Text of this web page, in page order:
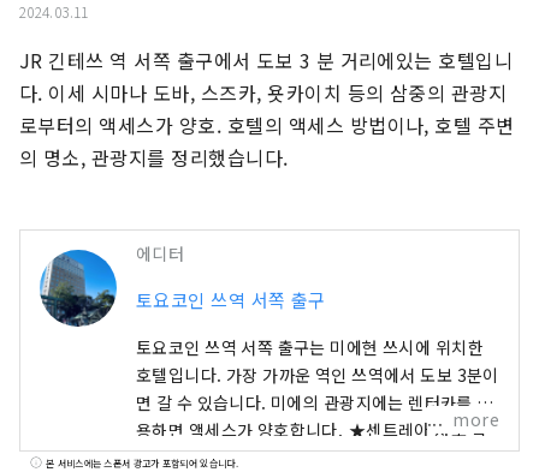
2024.03.11
JR 긴테쓰 역 서쪽 출구에서 도보 3 분 거리에있는 호텔입니
다. 이세 시마나 도바, 스즈카, 욧카이치 등의 삼중의 관광지
로부터의 액세스가 양호. 호텔의 액세스 방법이나, 호텔 주변
의 명소, 관광지를 정리했습니다.
에디터
토요코인 쓰역 서쪽 출구
토요코인 쓰역 서쪽 출구는 미에현 쓰시에 위치한
호텔입니다. 가장 가까운 역인 쓰역에서 도보 3분이
면 갈 수 있습니다. 미에의 관광지에는 렌터카를 이
용하면 액세스가 양호합니다. ★센트레아 차로 약
1시간 50분(전철로 약 1시간 30분, 고속선으로 약
more
본 서비스에는 스폰서 광고가 포함되어 있습니다.